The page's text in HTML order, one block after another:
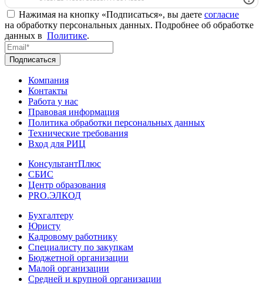
Нажимая на кнопку «Подписаться», вы даете согласие
на обработку персональных данных. Подробнее об обработке
данных в Политике.
Подписаться
Компания
Контакты
Работа у нас
Правовая информация
Политика обработки персональных данных
Технические требования
Вход для РИЦ
КонсультантПлюс
СБИС
Центр образования
PRO.ЭЛКОД
Бухгалтеру
Юристу
Кадровому работнику
Специалисту по закупкам
Бюджетной организации
Малой организации
Средней и крупной организации